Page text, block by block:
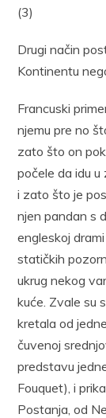
(3)
Drugi način
Kontinentu
Francuski
njemu pre no
zato što on
počele da idu
i zato što je
njen pandan s
engleskoj
statičkih
ukrug nekog
kuće. Zvale su
kretala od
čuvenoj
predstavu
Fouquet), i
Postanja, od